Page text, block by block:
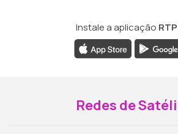
Instale a aplicação
Redes de